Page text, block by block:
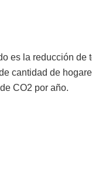
es la reducción de
cantidad de
CO2 por año.